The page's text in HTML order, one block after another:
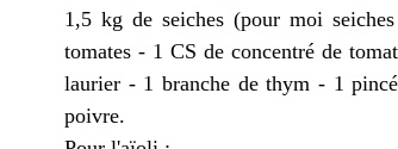
1,5 kg de seiches (pour moi
tomates - 1 CS de concentré de
laurier - 1 branche de thym - 1
poivre.